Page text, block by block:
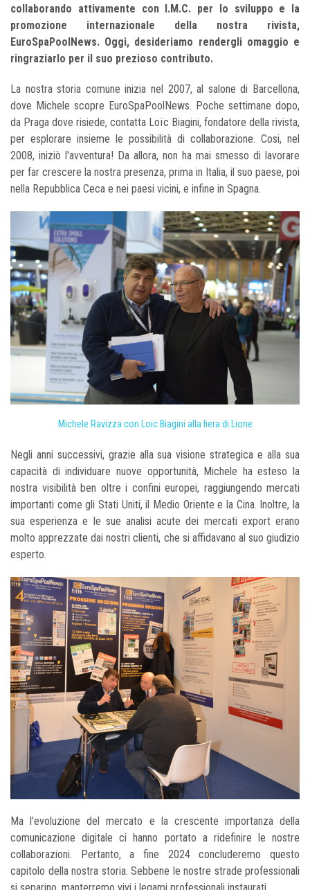
collaborando attivamente con I.M.C. per lo sviluppo e la
promozione internazionale della nostra rivista,
EuroSpaPoolNews. Oggi, desideriamo rendergli omaggio e
ringraziarlo per il suo prezioso contributo.
La nostra storia comune inizia nel 2007, al salone di Barcellona,
dove Michele scopre EuroSpaPoolNews. Poche settimane dopo,
da Praga dove risiede, contatta Loïc Biagini, fondatore della rivista,
per esplorare insieme le possibilità di collaborazione. Cosi, nel
2008, iniziò l'avventura! Da allora, non ha mai smesso di lavorare
per far crescere la nostra presenza, prima in Italia, il suo paese, poi
nella Repubblica Ceca e nei paesi vicini, e infine in Spagna.
Michele Ravizza con Loic Biagini alla fiera di Lione
Negli anni successivi, grazie alla sua visione strategica e alla sua
capacità di individuare nuove opportunità, Michele ha esteso la
nostra visibilità ben oltre i confini europei, raggiungendo mercati
importanti come gli Stati Uniti, il Medio Oriente e la Cina. Inoltre, la
sua esperienza e le sue analisi acute dei mercati export erano
molto apprezzate dai nostri clienti, che si affidavano al suo giudizio
esperto.
Ma l'evoluzione del mercato e la crescente importanza della
comunicazione digitale ci hanno portato a ridefinire le nostre
collaborazioni. Pertanto, a fine 2024 concluderemo questo
capitolo della nostra storia. Sebbene le nostre strade professionali